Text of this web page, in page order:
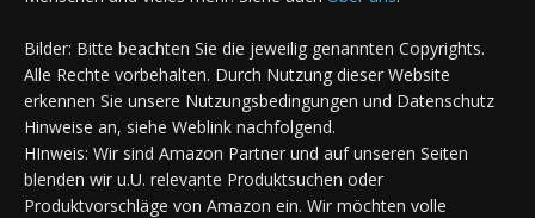
Bilder: Bitte beachten Sie die jeweilig genannten Copyrights.
Alle Rechte vorbehalten. Durch Nutzung dieser Website
erkennen Sie unsere Nutzungsbedingungen und Datenschutz
Hinweise an, siehe Weblink nachfolgend.
HInweis: Wir sind Amazon Partner und auf unseren Seiten
blenden wir u.U. relevante Produktsuchen oder
Produktvorschläge von Amazon ein. Wir möchten volle